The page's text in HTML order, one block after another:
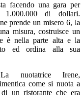
facendo una gara per
di dollari.
prende un misero 6, la
misura, costruisce un
è nella parte alta e la
ed ordina alla sua
La nuotatrice Irene,
come si nuota a
un ristorante che era